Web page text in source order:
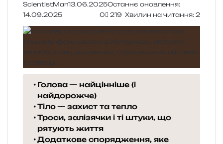
ScientistMan13.06.2025Останнє оновлення:
14.09.2025
0 219 Хвилин на читання: 2
Голова — найцінніше (і
найдорожче)
Тіло — захист та тепло
Троси, залізячки і ті штуки, що
рятують життя
Додаткове спорядження, яке